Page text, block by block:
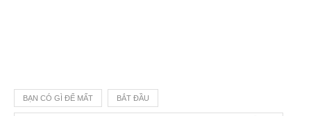
BẠN CÓ GÌ ĐỂ MẤT BẮT ĐẦU